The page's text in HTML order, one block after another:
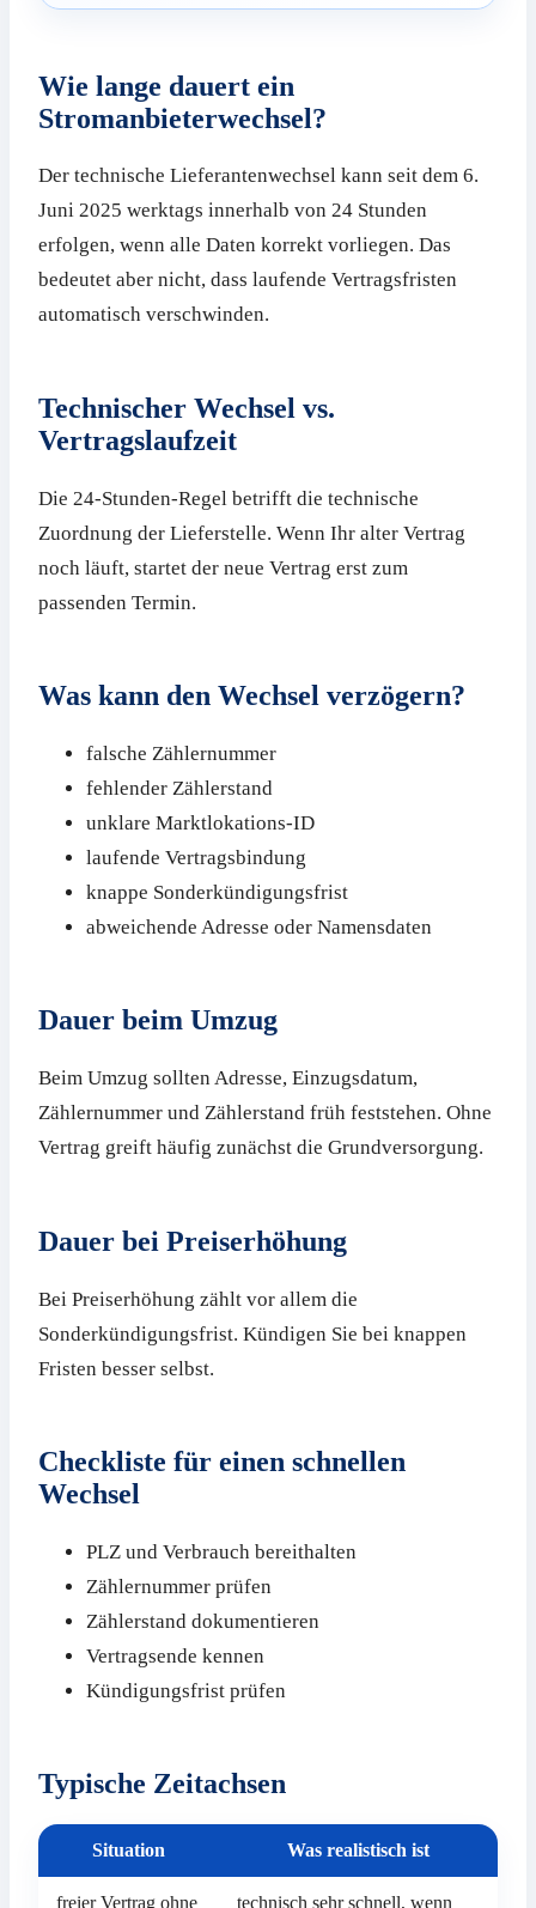
Wie lange dauert ein
Stromanbieterwechsel?
Der technische Lieferantenwechsel kann seit dem 6.
Juni 2025 werktags innerhalb von 24 Stunden
erfolgen, wenn alle Daten korrekt vorliegen. Das
bedeutet aber nicht, dass laufende Vertragsfristen
automatisch verschwinden.
Technischer Wechsel vs.
Vertragslaufzeit
Die 24-Stunden-Regel betrifft die technische
Zuordnung der Lieferstelle. Wenn Ihr alter Vertrag
noch läuft, startet der neue Vertrag erst zum
passenden Termin.
Was kann den Wechsel verzögern?
falsche Zählernummer
fehlender Zählerstand
unklare Marktlokations-ID
laufende Vertragsbindung
knappe Sonderkündigungsfrist
abweichende Adresse oder Namensdaten
Dauer beim Umzug
Beim Umzug sollten Adresse, Einzugsdatum,
Zählernummer und Zählerstand früh feststehen. Ohne
Vertrag greift häufig zunächst die Grundversorgung.
Dauer bei Preiserhöhung
Bei Preiserhöhung zählt vor allem die
Sonderkündigungsfrist. Kündigen Sie bei knappen
Fristen besser selbst.
Checkliste für einen schnellen
Wechsel
PLZ und Verbrauch bereithalten
Zählernummer prüfen
Zählerstand dokumentieren
Vertragsende kennen
Kündigungsfrist prüfen
Typische Zeitachsen
Situation Was realistisch ist
freier Vertrag ohne technisch sehr schnell, wenn